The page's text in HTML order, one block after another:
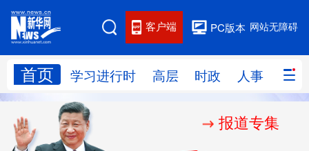
网站无障碍
PC版本
客户端
首页 学习进行时 高层 时政 人事 国际
网站地图
学习进行时 人事
报道专集